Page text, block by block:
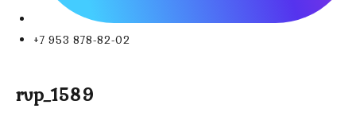
+7 953 878-82-02
rvp_1589